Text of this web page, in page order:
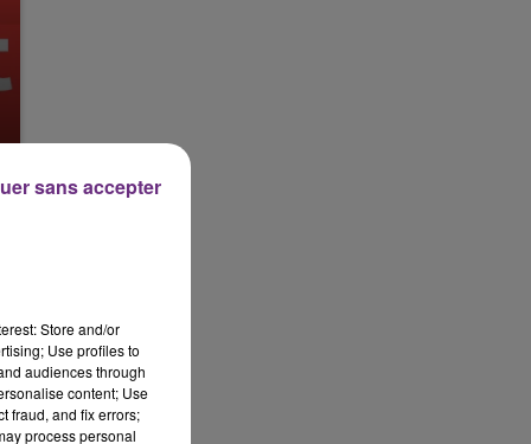
Store and/or
Use profiles to
audiences through
content; Use
fraud, and fix errors;
process personal
sans accepter